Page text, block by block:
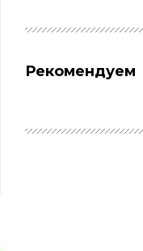
Рекомендуем